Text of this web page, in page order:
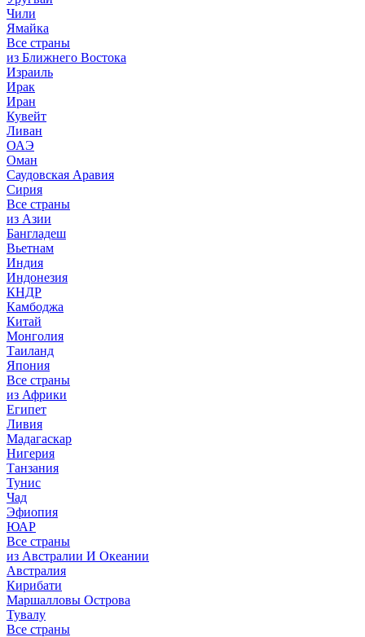
Чили
Ямайка
Все страны
из Ближнего Востока
Израиль
Ирак
Иран
Кувейт
Ливан
ОАЭ
Оман
Саудовская Аравия
Сирия
Все страны
из Азии
Бангладеш
Вьетнам
Индия
Индонезия
КНДР
Камбоджа
Китай
Монголия
Таиланд
Япония
Все страны
из Африки
Египет
Ливия
Мадагаскар
Нигерия
Танзания
Тунис
Чад
Эфиопия
ЮАР
Все страны
из Австралии И Океании
Австралия
Кирибати
Маршалловы Острова
Тувалу
Все страны